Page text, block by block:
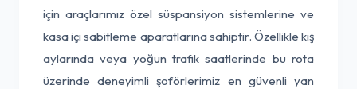
için araçlarımız özel süspansiyon sistemlerine ve
kasa içi sabitleme aparatlarına sahiptir. Özellikle kış
aylarında veya yoğun trafik saatlerinde bu rota
üzerinde deneyimli şoförlerimiz en güvenli yan